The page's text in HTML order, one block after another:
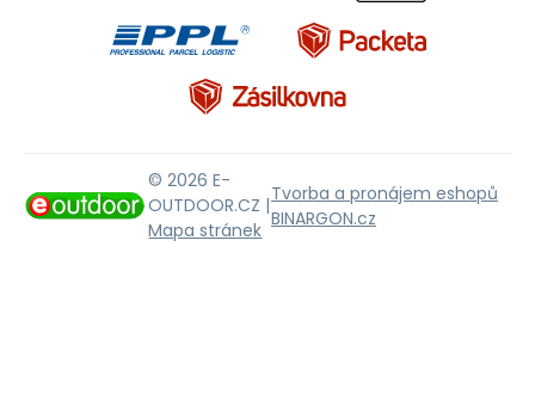
© 2026 E-
OUTDOOR.CZ |
Mapa stránek
Tvorba a pronájem eshopů
BINARGON.cz